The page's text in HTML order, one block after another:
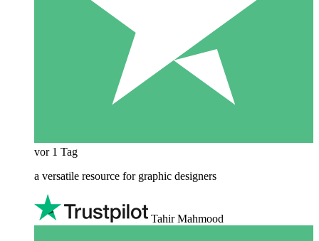
vor 1 Tag
a versatile resource for graphic designers
Tahir Mahmood